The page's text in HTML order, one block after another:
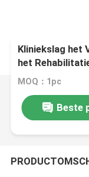
Kliniekslag het
het
MOQ：1pc
Beste